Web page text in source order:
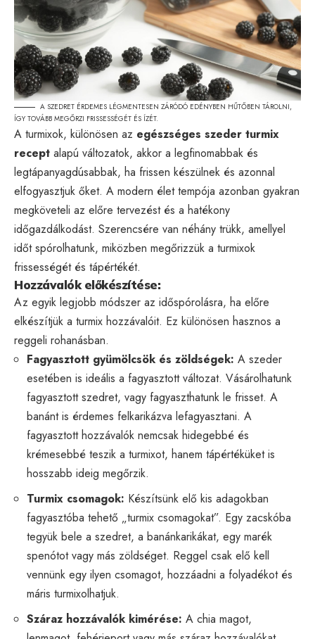
A SZEDRET ÉRDEMES LÉGMENTESEN ZÁRÓDÓ EDÉNYBEN HŰTŐBEN TÁROLNI,
ÍGY TOVÁBB MEGŐRZI FRISSESSÉGÉT ÉS ÍZÉT.
A turmixok, különösen az egészséges szeder turmix
recept alapú változatok, akkor a legfinomabbak és
legtápanyagdúsabbak, ha frissen készülnek és azonnal
elfogyasztjuk őket. A modern élet tempója azonban gyakran
megköveteli az előre tervezést és a hatékony
időgazdálkodást. Szerencsére van néhány trükk, amellyel
időt spórolhatunk, miközben megőrizzük a turmixok
frissességét és tápértékét.
Hozzávalók előkészítése:
Az egyik legjobb módszer az időspórolásra, ha előre
elkészítjük a turmix hozzávalóit. Ez különösen hasznos a
reggeli rohanásban.
Fagyasztott gyümölcsök és zöldségek: A szeder
esetében is ideális a fagyasztott változat. Vásárolhatunk
fagyasztott szedret, vagy fagyaszthatunk le frisset. A
banánt is érdemes felkarikázva lefagyasztani. A
fagyasztott hozzávalók nemcsak hidegebbé és
krémesebbé teszik a turmixot, hanem tápértéküket is
hosszabb ideig megőrzik.
Turmix csomagok: Készítsünk elő kis adagokban
fagyasztóba tehető „turmix csomagokat”. Egy zacskóba
tegyük bele a szedret, a banánkarikákat, egy marék
spenótot vagy más zöldséget. Reggel csak elő kell
vennünk egy ilyen csomagot, hozzáadni a folyadékot és
máris turmixolhatjuk.
Száraz hozzávalók kimérése: A chia magot,